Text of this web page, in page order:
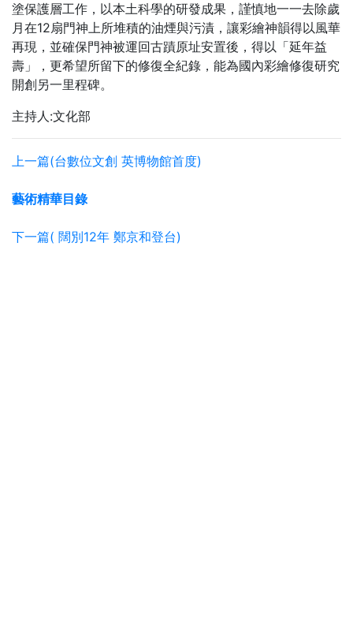
塗保護層工作，以本土科學的研發成果，謹慎地一一去除歲
月在12扇門神上所堆積的油煙與污漬，讓彩繪神韻得以風華
再現，並確保門神被運回古蹟原址安置後，得以「延年益
壽」，更希望所留下的修復全紀錄，能為國內彩繪修復研究
開創另一里程碑。
主持人:文化部
上一篇(台數位文創 英博物館首度)
藝術精華目錄
下一篇( 闊別12年 鄭京和登台)